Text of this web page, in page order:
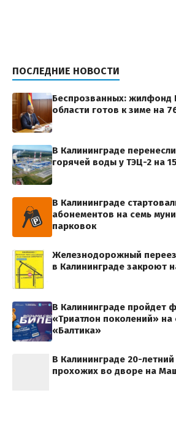
ПОСЛЕДНИЕ НОВОСТИ
Беспрозванных: жилфонд
области готов к зиме на
В Калининграде
горячей воды у ТЭЦ-2 на
В Калининграде
абонементов на семь
парковок
Железнодорожный
в Калининграде закроют
В Калининграде пройдет
«Триатлон поколений» на
«Балтика»
В Калининграде 20-
прохожих во дворе на